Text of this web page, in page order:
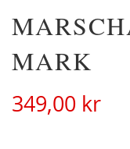
Alchymist
Från179,00 kr
MARK
349,00 kr
Hoppa
till
början
av